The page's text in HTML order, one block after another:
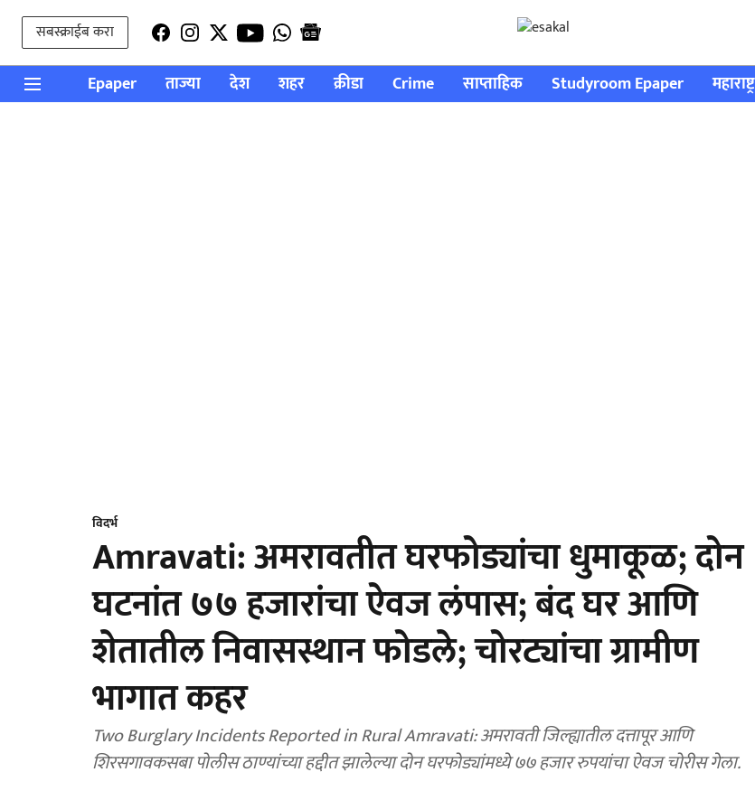
सबस्क्राईब करा
Epaper ताज्या देश शहर क्रीडा Crime साप्ताहिक Studyroom Epaper महाराष्ट्र
विदर्भ
Amravati: अमरावतीत घरफोड्यांचा धुमाकूळ; दोन
घटनांत ७७ हजारांचा ऐवज लंपास; बंद घर आणि
शेतातील निवासस्थान फोडले; चोरट्यांचा ग्रामीण
भागात कहर
Two Burglary Incidents Reported in Rural Amravati: अमरावती जिल्ह्यातील दत्तापूर आणि
शिरसगावकसबा पोलीस ठाण्यांच्या हद्दीत झालेल्या दोन घरफोड्यांमध्ये ७७ हजार रुपयांचा ऐवज चोरीस गेला.